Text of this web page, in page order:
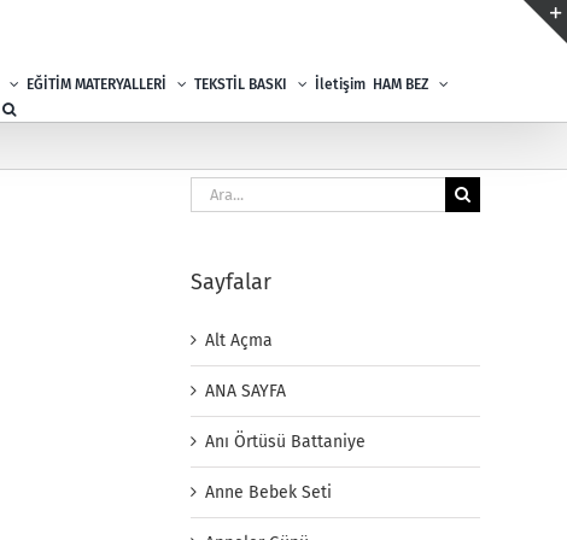
EĞİTİM MATERYALLERİ TEKSTİL BASKI İletişim HAM BEZ
Ara:
Sayfalar
Alt Açma
ANA SAYFA
Anı Örtüsü Battaniye
Anne Bebek Seti